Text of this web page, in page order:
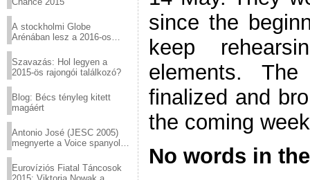
A stockholmi Globe
Arénában lesz a 2016-os
Szavazás: Hol legyen a
2015-ös rajongói találkozó?
Blog: Bécs tényleg kitett
magáért
Antonio José (JESC 2005)
megnyerte a Voice spanyol
Eurovíziós Fiatal Táncosok
since the
keep
elements.
finalized and
the coming
No words in